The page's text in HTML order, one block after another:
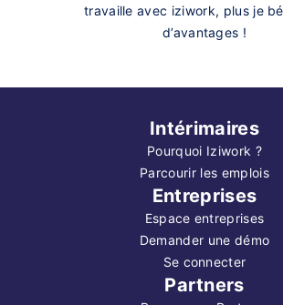
travaille avec iziwork, plus je
d’avantages !
Intérimaires
Pourquoi Iziwork ?
Parcourir les emplois
Entreprises
Espace entreprises
Demander une démo
Se connecter
Partners